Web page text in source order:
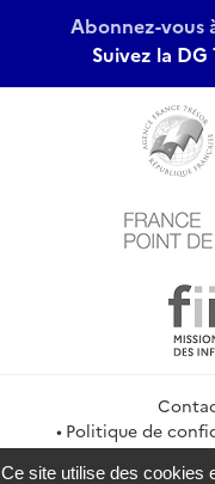
Abonnez-
Suivez la DG
Politique de
Gestion
Ce site utilise des cookies